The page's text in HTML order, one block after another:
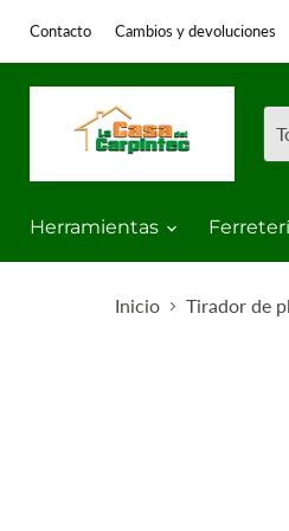
Contacto Cambios y devoluciones
Herramientas
Inicio Tirador de